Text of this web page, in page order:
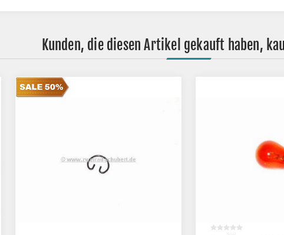
Kunden, die diesen Artikel gekauft haben,